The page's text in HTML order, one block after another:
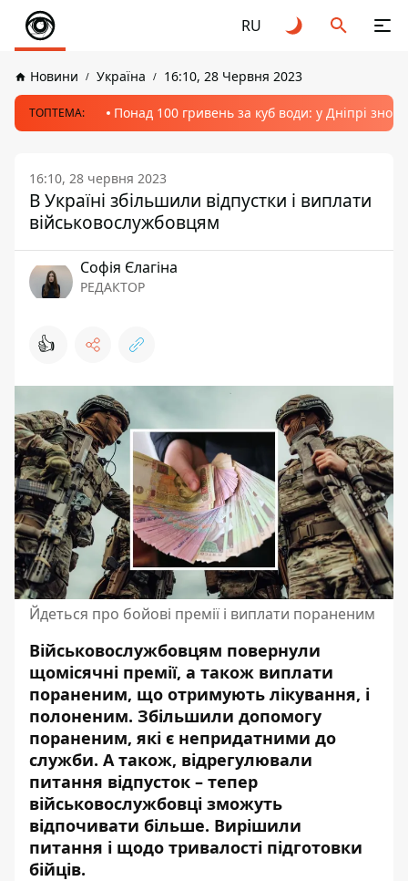
RU
Новини Україна 16:10, 28 Червня 2023
ТОПТЕМА: Понад 100 гривень за куб води: у Дніпрі
16:10, 28 червня 2023
В Україні збільшили відпустки і виплати
військовослужбовцям
Софія Єлагіна
РЕДАКТОР
👍
Йдеться про бойові премії і виплати пораненим
Військовослужбовцям повернули
щомісячні премії, а також виплати
пораненим, що отримують лікування, і
полоненим. Збільшили допомогу
пораненим, які є непридатними до
служби. А також, відрегулювали
питання відпусток – тепер
військовослужбовці зможуть
відпочивати більше. Вирішили
питання і щодо тривалості підготовки
бійців.